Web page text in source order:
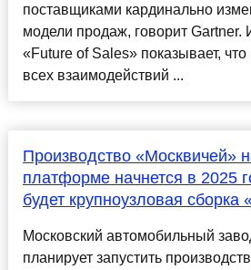
поставщиками кардинально
модели продаж, говорит Gartner.
«Future of Sales» показывает, что
всех взаимодействий ...
Производство «Москвичей»
платформе начнется в 2025
будет крупноузловая сборка
Московский автомобильный
планирует запустить